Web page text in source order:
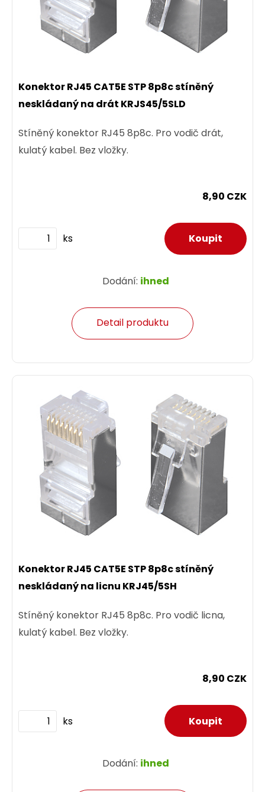
Konektor RJ45 CAT5E STP 8p8c stíněný
neskládaný na drát KRJS45/5SLD
Stíněný konektor RJ45 8p8c. Pro vodič drát,
kulatý kabel. Bez vložky.
8,90 CZK
ks
Dodání: ihned
Detail produktu
Konektor RJ45 CAT5E STP 8p8c stíněný
neskládaný na licnu KRJ45/5SH
Stíněný konektor RJ45 8p8c. Pro vodič licna,
kulatý kabel. Bez vložky.
8,90 CZK
ks
Dodání: ihned